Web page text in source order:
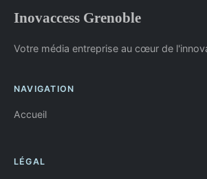
Inovaccess Grenoble
Votre média entreprise au cœur de
NAVIGATION
Accueil
LÉGAL